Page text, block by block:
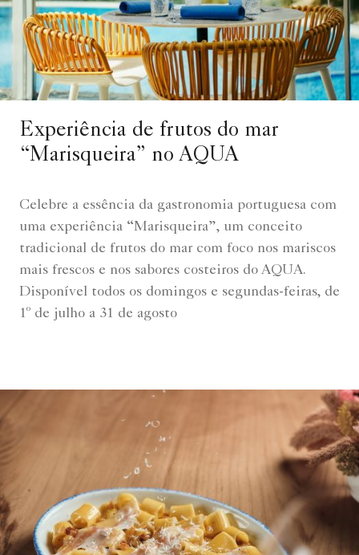
Experiência de frutos do mar
“Marisqueira” no AQUA
Celebre a essência da gastronomia portuguesa com
uma experiência “Marisqueira”, um conceito
tradicional de frutos do mar com foco nos mariscos
mais frescos e nos sabores costeiros do AQUA.
Disponível todos os domingos e segundas-feiras, de
1º de julho a 31 de agosto